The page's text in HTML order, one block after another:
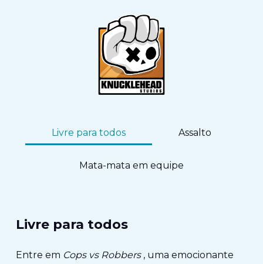
Livre para todos Assalto
Mata-mata em equipe
Livre para todos
Entre em Cops vs Robbers, uma emocionante